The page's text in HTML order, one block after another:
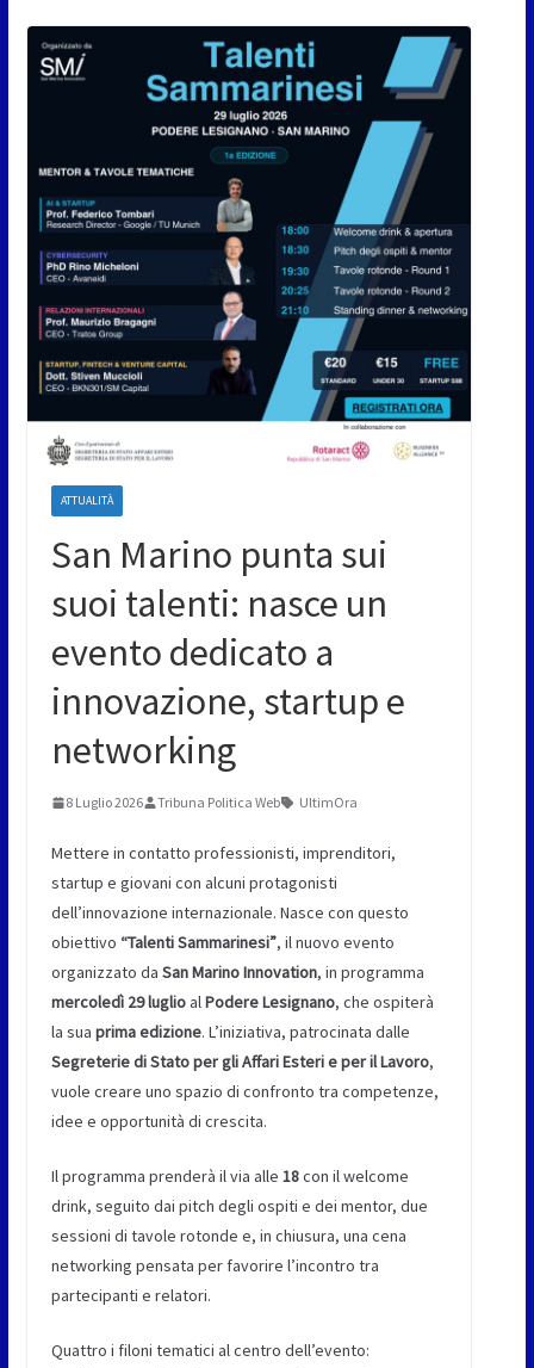
ATTUALITÀ
San Marino punta sui
suoi talenti: nasce un
evento dedicato a
innovazione, startup e
networking
8 Luglio 2026 Tribuna Politica Web UltimOra
Mettere in contatto professionisti, imprenditori,
startup e giovani con alcuni protagonisti
dell’innovazione internazionale. Nasce con questo
obiettivo “Talenti Sammarinesi”, il nuovo evento
organizzato da San Marino Innovation, in programma
mercoledì 29 luglioalPodere Lesignano, che ospiterà
la sua prima edizione. L’iniziativa, patrocinata dalle
Segreterie di Stato per gli Affari Esteri e per il Lavoro,
vuole creare uno spazio di confronto tra competenze,
idee e opportunità di crescita.
Il programma prenderà il via alle 18con il welcome
drink, seguito dai pitch degli ospiti e dei mentor, due
sessioni di tavole rotonde e, in chiusura, una cena
networking pensata per favorire l’incontro tra
partecipanti e relatori.
Quattro i filoni tematici al centro dell’evento: